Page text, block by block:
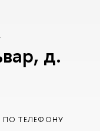
д.
ПО ТЕЛЕФОНУ